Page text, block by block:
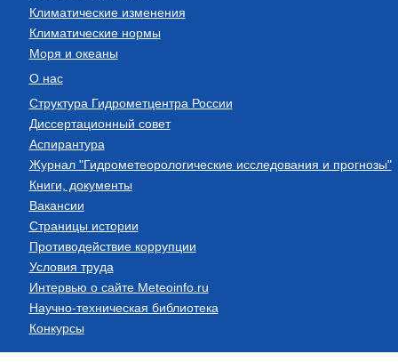
Климатические изменения
Климатические нормы
Моря и океаны
О нас
Структура Гидрометцентра России
Диссертационный совет
Аспирантура
Журнал "Гидрометеорологические исследования и прогнозы"
Книги, документы
Вакансии
Страницы истории
Противодействие коррупции
Условия труда
Интервью о сайте Meteoinfo.ru
Научно-техническая библиотека
Конкурсы